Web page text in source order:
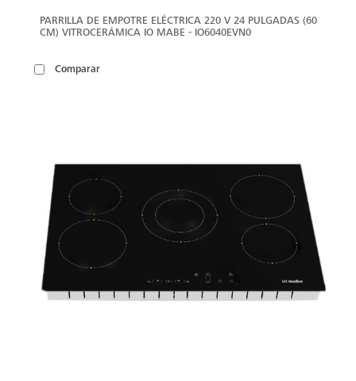
PARRILLA DE EMPOTRE ELÉCTRICA 220 V 24 PULGADAS (60
CM) VITROCERÁMICA IO MABE - IO6040EVN0
Comparar